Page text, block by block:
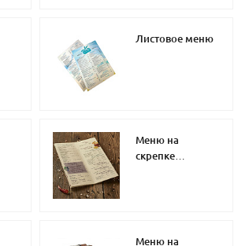
Листовое меню
Меню на
скрепке
Меню на